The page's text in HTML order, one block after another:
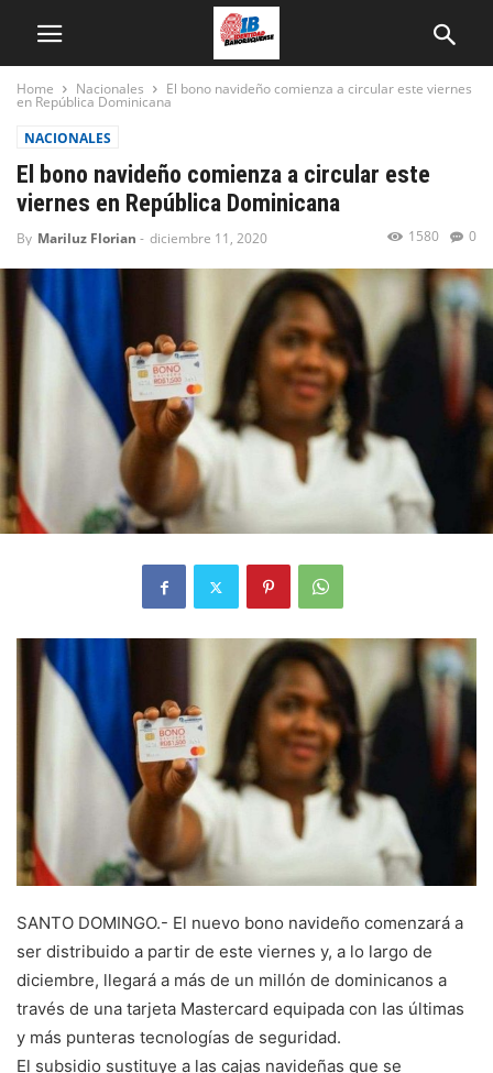
Home Nacionales El bono navideño comienza a circular este viernes
en República Dominicana
NACIONALES
El bono navideño comienza a circular este
viernes en República Dominicana
By Mariluz Florian - diciembre 11, 2020 0
1580
SANTO DOMINGO.- El nuevo bono navideño comenzará a
ser distribuido a partir de este viernes y, a lo largo de
diciembre, llegará a más de un millón de dominicanos a
través de una tarjeta Mastercard equipada con las últimas
y más punteras tecnologías de seguridad.
El subsidio sustituye a las cajas navideñas que se